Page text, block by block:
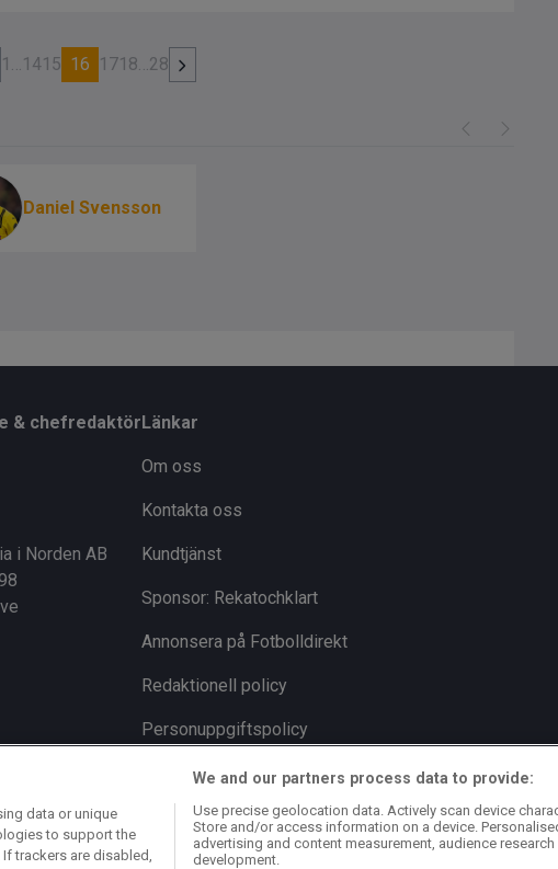
1 1415 16 1718 28
Daniel Svensson
& chefredaktör
i Norden AB
Länkar
Om oss
Kontakta oss
Kundtjänst
Sponsor: Rekatochklart
Annonsera på Fotbolldirekt
Redaktionell policy
Personuppgiftspolicy
Cookiepolicy
data or unique
to support the
trackers are disabled,
We and our partners process data to provide:
Use precise geolocation data. Actively scan device
Store and/or access information on a device.
advertising and content measurement, audience
development.